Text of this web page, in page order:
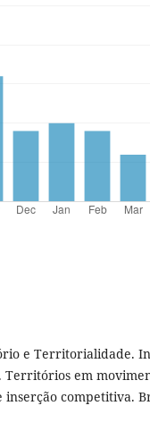
e Territorialidade. In:
Territórios em
competitiva.